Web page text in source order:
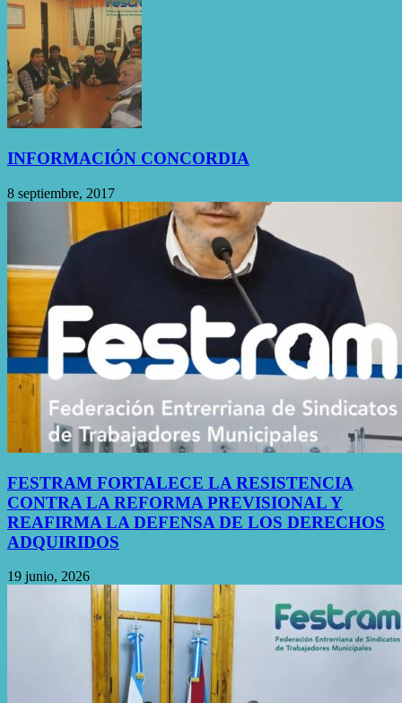
INFORMACIÓN CONCORDIA
8 septiembre, 2017
FESTRAM FORTALECE LA RESISTENCIA
CONTRA LA REFORMA PREVISIONAL Y
REAFIRMA LA DEFENSA DE LOS DERECHOS
ADQUIRIDOS
19 junio, 2026